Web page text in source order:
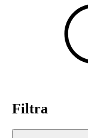
Filtra